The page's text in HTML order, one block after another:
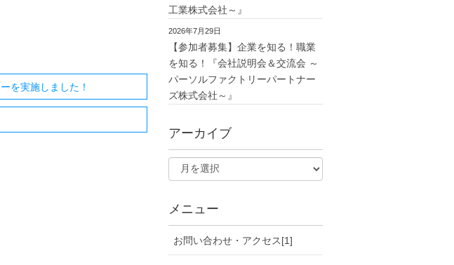
を実施しました！
工業株式会社～』
2026年7月29日
【参加者募集】企業を知る！職業
を知る！『会社説明会＆交流会 ～
パーソルファクトリーパートナー
ズ株式会社～』
アーカイブ
メニュー
お問い合わせ・アクセス[1]